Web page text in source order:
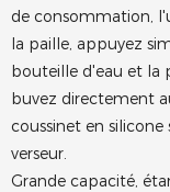
de consommation,
la paille, appuyez
bouteille d'eau et la
buvez directement
coussinet en
verseur.
Grande capacité,